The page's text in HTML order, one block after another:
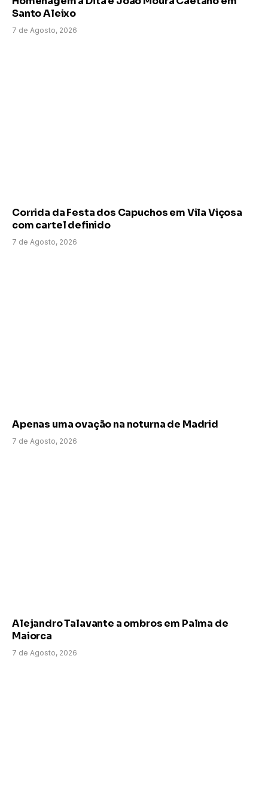
Santo Aleixo
7 de Agosto, 2026
Corrida da Festa dos Capuchos em Vila Viçosa
com cartel definido
7 de Agosto, 2026
Apenas uma ovação na noturna de Madrid
7 de Agosto, 2026
Alejandro Talavante a ombros em Palma de
Maiorca
7 de Agosto, 2026